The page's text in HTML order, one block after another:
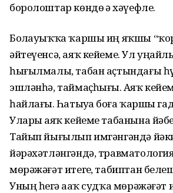
боролоштар көндөҙ ҙә хәүефле.
Боҙлауыҡҡа ҡаршы иң яҡшы
әйтеүенсә, аяҡ кейеме. Ул
һығылмалы, табан аҫтындағы
эшләнһә, таймаҫһығыҙ. Аяҡ
һайлағыҙ. Һатыуҙа боҙға ҡаршы
Уларҙы аяҡ кейеме табанына
Тайып йығылып имгәнгәндә
йәрәхәтләнгәндә,
мөрәжәғәт итегеҙ, табиптан
Уның һеҙгә аҙаҡ судҡа мөрәжәғәт